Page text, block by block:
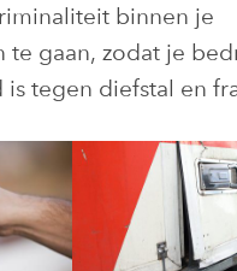
binnen je
te gaan, zodat je
tegen diefstal en